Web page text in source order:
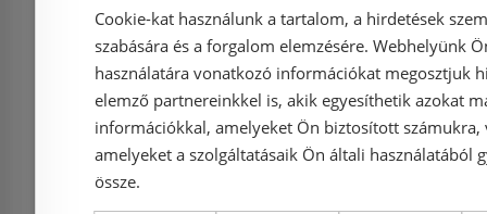
Információk
Házhozszállítás (1900 Ft-
Cookie-kat használunk a tartalom, a hirdetések
szabására és a forgalom elemzésére. Webhelyünk
használatára vonatkozó információkat megosztjuk
elemző partnereinkkel is, akik egyesíthetik azokat
információkkal, amelyeket Ön biztosított számukra,
amelyeket a szolgáltatásaik Ön általi használatából
össze.